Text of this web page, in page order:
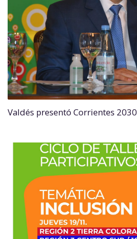
Valdés presentó Corrientes 2030